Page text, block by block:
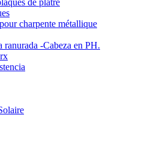
charpente métallique
ranurada -Cabeza en PH.